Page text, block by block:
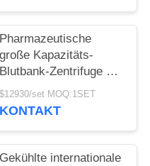
Pharmazeutische
große Kapazitäts-
Blutbank-Zentrifuge der
Boden-Stellungs-
Zentrifugen-
$12930/set MOQ:1SET
KONTAKT
Gekühlte internationale